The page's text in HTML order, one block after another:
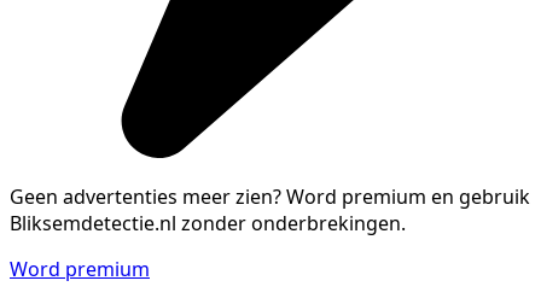
Geen advertenties meer zien?Word premium en gebruik
Bliksemdetectie.nl zonder onderbrekingen.
Word premium